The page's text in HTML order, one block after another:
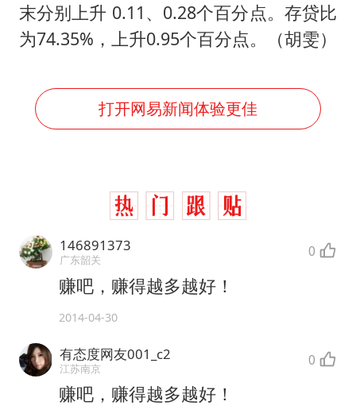
末分别上升 0.11、0.28个百分点。存贷比
为74.35%，上升0.95个百分点。（胡雯）
打开网易新闻体验更佳
146891373
广东韶关 0
赚吧，赚得越多越好！
2014-04-30
有态度网友001_c2
江苏南京 0
赚吧，赚得越多越好！